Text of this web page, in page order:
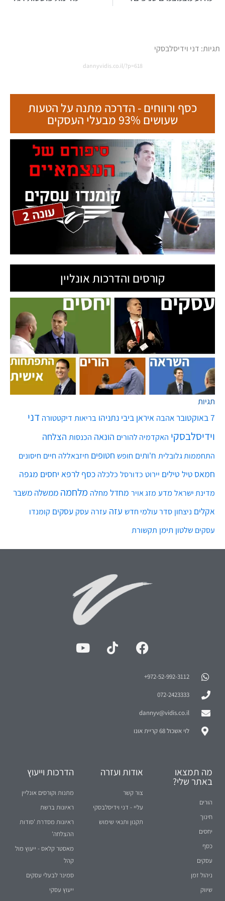
תגיות: דני וידיסלבסקי
dannyvidis.co.il/?p=618
כסף ורווחים - הדרכה מתנה על הטעות
שעושים 93% מבעלי העסקים
קורסים והדרכות אונליין
תגיות
7 באוקטובר אהבה איראן ביבי נתניהו בריאות דיקטטורה דני
וידיסלבסקי האקדמיה להורים הונאה הכנסות הצלחה
התחממות גלובלית ח'ותים חופש חטופים חיזבאללה חיים חיסונים
חמאס טיל טילים יירוט כדורסל כלכלה כסף לרפא יחסים מגפה
מדינת ישראל מדע מזג אויר מחדל מחלה מלחמה ממשלה משבר
אקלים ניצחון סדר עולמי חדש עזה עזרה עסק עסקים קומנדו
עסקים שלטון תימן תקשורת
972-52-992-3112⁩+
072-2423333
dannyv@vidis.co.il
לוי אשכול 68 קריית אונו
מה תמצאו
באתר שלי?
הורים
חינוך
יחסים
כסף
עסקים
ניהול זמן
שיווק
אודות ועזרה
צור קשר
עליי - דני וידיסלבסקי
תקנון ותנאי שימוש
הדרכות וייעוץ
מתנות וקורסים אונליין
ראיונות ברשת
ראיונות מסדרת 'סודות
ההצלחה'
מאסטר קלאס - ייעוץ מול
קהל
סמינר לבעלי עסקים
ייעוץ עסקי